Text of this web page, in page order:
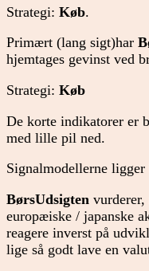
Strategi: Køb.
Primært (lang sigt)har
hjemtages gevinst ved
Strategi: Køb
De korte indikatorer er
med lille pil ned.
Signalmodellerne
BørsUdsigten vurderer,
europæiske / japanske
reagere inverst på
lige så godt lave en